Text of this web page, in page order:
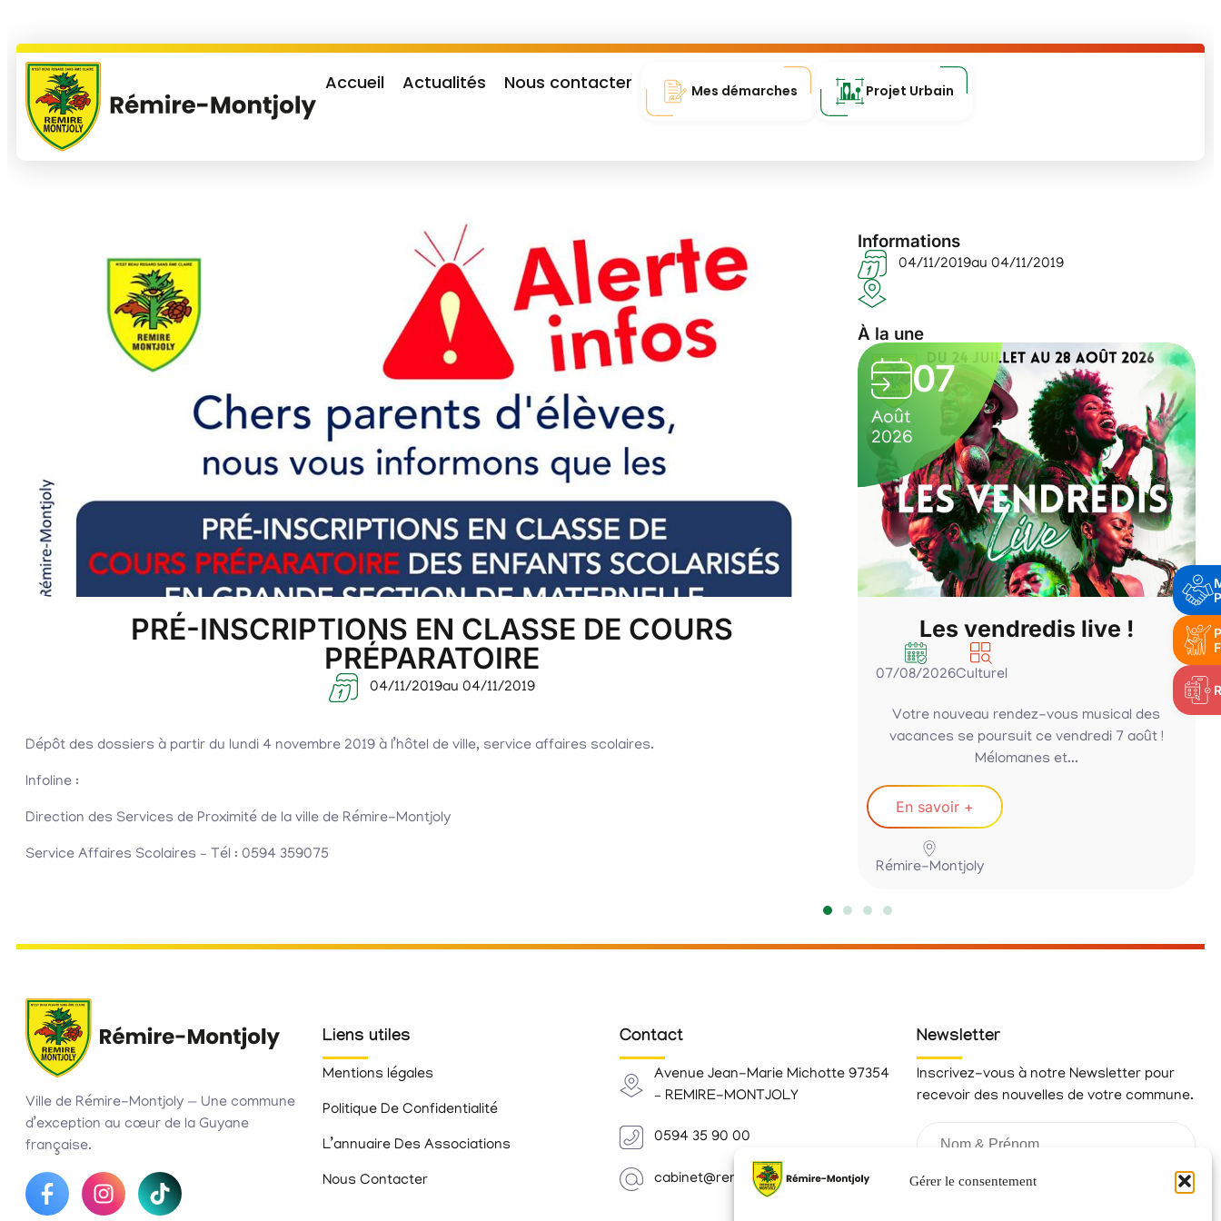
Gérer le consentement
Accueil Actualités Nous contacter Mes démarches Projet Urbain
PRÉ-INSCRIPTIONS EN CLASSE DE COURS
PRÉPARATOIRE
04/11/2019au 04/11/2019
Dépôt des dossiers à partir du lundi 4 novembre 2019 à l’hôtel de ville, service affaires scolaires.
Infoline :
Direction des Services de Proximité de la ville de Rémire-Montjoly
Service Affaires Scolaires – Tél : 0594 359075
Informations
04/11/2019au 04/11/2019
À la une
07
Août
2026
Les vendredis live !
07/08/2026Culturel
Votre nouveau rendez-vous musical des
vacances se poursuit ce vendredi 7 août !
Mélomanes et...
En savoir +
Rémire-Montjoly
Ville de Rémire-Montjoly — Une commune
d’exception au cœur de la Guyane
française.
Liens utiles
Mentions légales
Politique De Confidentialité
L’annuaire Des Associations
Nous Contacter
Contact
Avenue Jean-Marie Michotte 97354
– REMIRE-MONTJOLY
0594 35 90 00
cabinet@remiremontjoly.fr
Newsletter
Inscrivez-vous à notre Newsletter pour
recevoir des nouvelles de votre commune.